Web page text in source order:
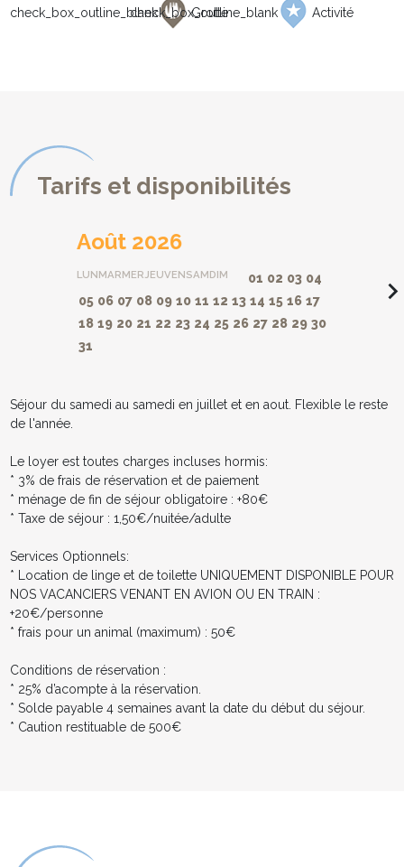
Grotte Activité
Tarifs et disponibilités
Août 2026
LUNMARMERJEUVENSAMDIM 01 02 03 04
05 06 07 08 09 10 11 12 13 14 15 16 17
18 19 20 21 22 23 24 25 26 27 28 29 30
31
Séjour du samedi au samedi en juillet et en aout. Flexible le reste
de l'année.
Le loyer est toutes charges incluses hormis:
* 3% de frais de réservation et de paiement
* ménage de fin de séjour obligatoire : +80€
* Taxe de séjour : 1,50€/nuitée/adulte
Services Optionnels:
* Location de linge et de toilette UNIQUEMENT DISPONIBLE POUR
NOS VACANCIERS VENANT EN AVION OU EN TRAIN :
+20€/personne
* frais pour un animal (maximum) : 50€
Conditions de réservation :
* 25% d’acompte à la réservation.
* Solde payable 4 semaines avant la date du début du séjour.
* Caution restituable de 500€